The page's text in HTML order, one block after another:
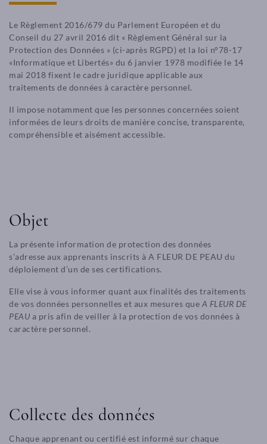
Le Règlement 2016/679 du Parlement Européen et du
Conseil du 27 avril 2016 dit « Règlement Général sur la
Protection des Données » (ci-après RGPD) et la loi n°78-17
«Informatique et Libertés» du 6 janvier 1978 modifiée le 14
mai 2018 fixent le cadre juridique applicable aux
traitements de données à caractère personnel.
Il impose notamment que les personnes concernées soient
informées de leurs droits de manière concise, transparente,
compréhensible et aisément accessible.
Objet
La présente information de protection des données
s’adresse aux apprenants inscrits à A FLEUR DE PEAU du
déploiement d’un de ses certifications.
Elle vise à vous informer quant aux finalités des traitements
de vos données personnelles et aux mesures que A FLEUR DE
PEAU a pris afin de veiller à la protection de vos données à
caractère personnel.
Collecte des données
Chaque apprenant ou certifié est informé sur chaque